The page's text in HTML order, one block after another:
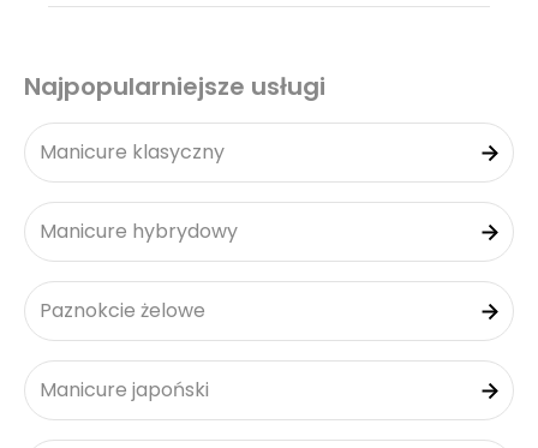
Najpopularniejsze usługi
Manicure klasyczny
Manicure hybrydowy
Paznokcie żelowe
Manicure japoński